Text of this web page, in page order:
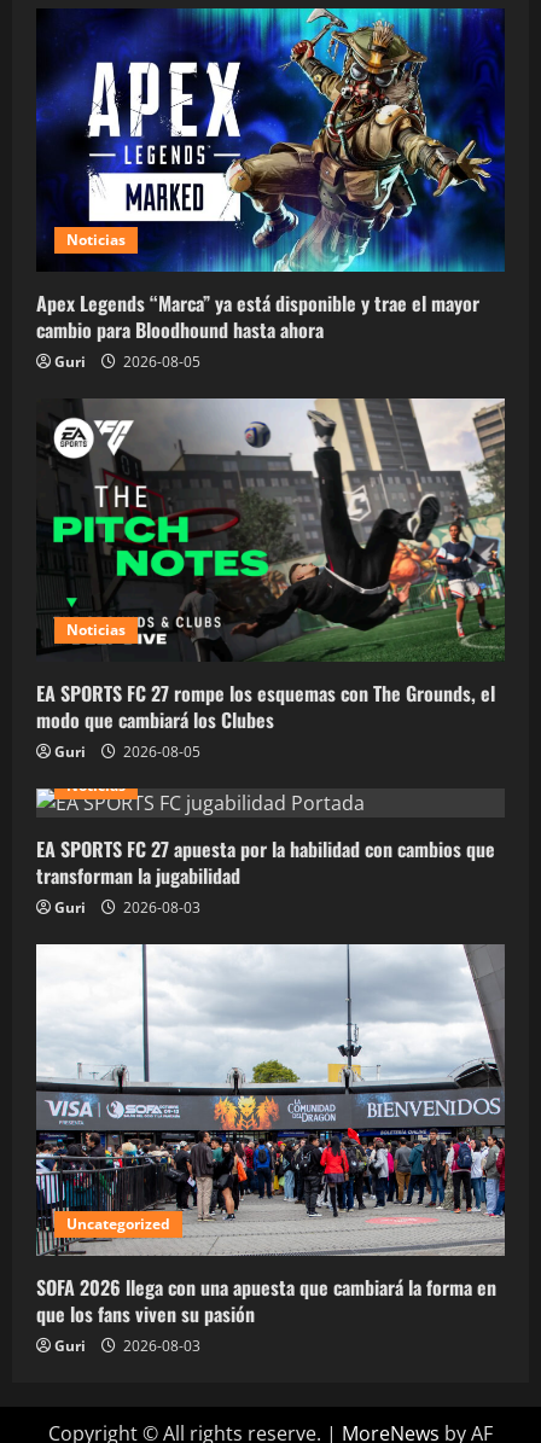
Noticias
Apex Legends “Marca” ya está disponible y trae el mayor
cambio para Bloodhound hasta ahora
Guri 2026-08-05
Noticias
EA SPORTS FC 27 rompe los esquemas con The Grounds, el
modo que cambiará los Clubes
Guri
2026-08-05
Noticias
EA SPORTS FC 27 apuesta por la habilidad con cambios que
transforman la jugabilidad
Guri 2026-08-03
Uncategorized
SOFA 2026 llega con una apuesta que cambiará la forma en
que los fans viven su pasión
Guri 2026-08-03
Copyright © All rights reserve. | MoreNews by AF